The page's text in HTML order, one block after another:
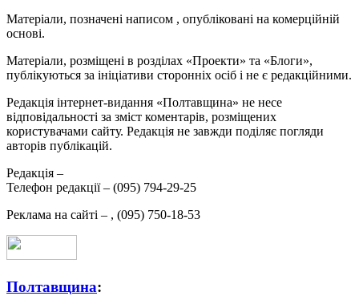
Матеріали, позначені написом , опубліковані на комерційній
основі.
Матеріали, розміщені в розділах «Проекти» та «Блоги»,
публікуються за ініціативи сторонніх осіб і не є редакційними.
Редакція інтернет-видання «Полтавщина» не несе
відповідальності за зміст коментарів, розміщених
користувачами сайту. Редакція не завжди поділяє погляди
авторів публікацій.
Редакція –
Телефон редакції – (095) 794-29-25
Реклама на сайті – , (095) 750-18-53
Полтавщина: